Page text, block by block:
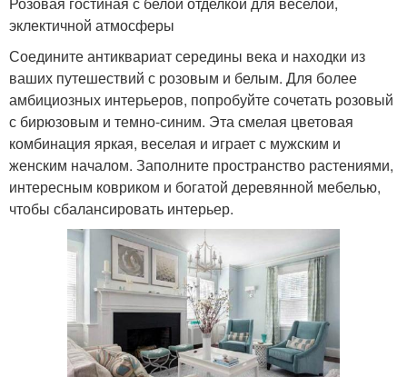
эклектичной атмосферы
Соедините антиквариат середины века и находки из
ваших путешествий с розовым и белым. Для более
амбициозных интерьеров, попробуйте сочетать розовый
с бирюзовым и темно-синим. Эта смелая цветовая
комбинация яркая, веселая и играет с мужским и
женским началом. Заполните пространство растениями,
интересным ковриком и богатой деревянной мебелью,
чтобы сбалансировать интерьер.